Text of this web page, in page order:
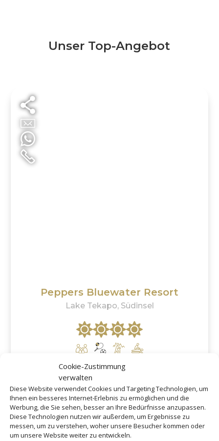
Cookie-Zustimmung
verwalten
Diese Website verwendet Cookies und Targeting Technologien, um
Ihnen ein besseres Internet-Erlebnis zu ermöglichen und die
Werbung, die Sie sehen, besser an Ihre Bedürfnisse anzupassen.
Diese Technologien nutzen wir außerdem, um Ergebnisse zu
messen, um zu verstehen, woher unsere Besucher kommen oder
um unsere Website weiter zu entwickeln.
Unser Top-Angebot
Peppers Bluewater Resort
Lake Tekapo, Südinsel
ab 347 €